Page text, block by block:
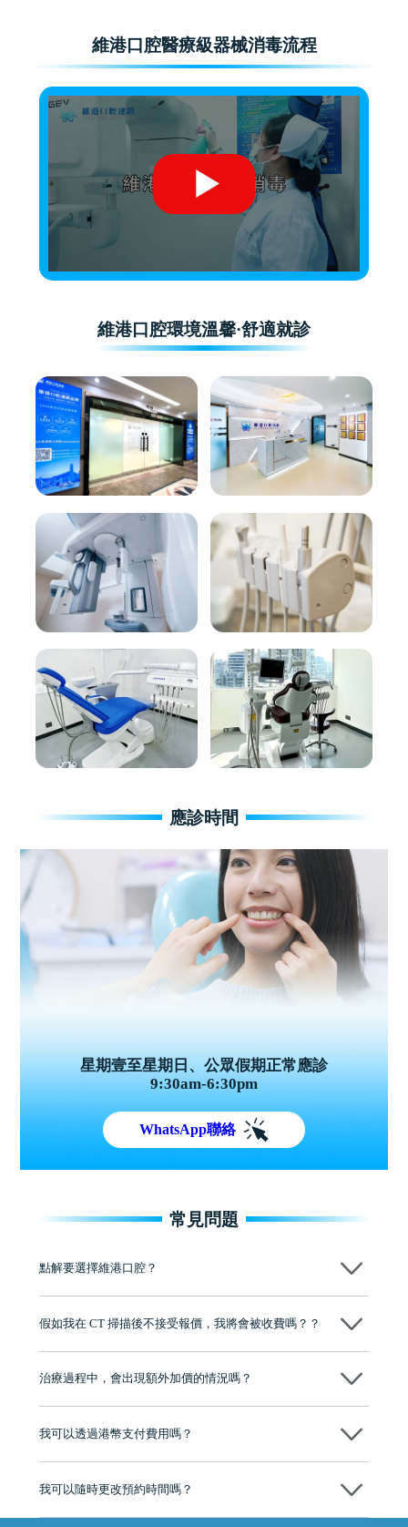
維港口腔醫療級器械消毒流程
維港口腔環境溫馨·舒適就診
應診時間
星期壹至星期日、公眾假期正常應診
9:30am-6:30pm
WhatsApp聯絡
常見問題
點解要選擇維港口腔？
牌」、「2025香港企業領袖品牌」，是諾貝爾種植系統全球放心植牙中
至今已服務超過三十個國家和地區的顧客，受到粵港澳大灣區及周邊城
市市民極高的口碑評價及信任推薦 珠海、深圳設有八大分院，香港亦設
有咨詢及服務保障中心，有任何問題都可以隨時預約免費咨詢，讓人十
假如我在 CT 掃描後不接受報價，我將會被收費嗎？？
治療過程中，會出現額外加價的情況嗎？
不會，治療前我們會詳細說明治療方案及對應的價錢，顧客同意並簽字
我可以透過港幣支付費用嗎？
我可以隨時更改預約時間嗎？